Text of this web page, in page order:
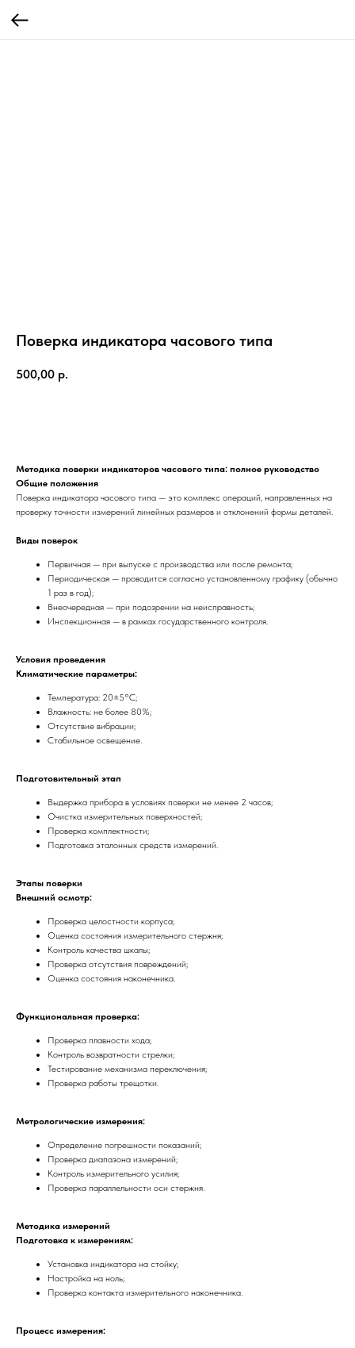
Поверка индикатора часового типа
500,00 р.
Методика поверки индикаторов часового типа: полное руководство
Общие положения
Поверка индикатора часового типа — это комплекс операций, направленных на
проверку точности измерений линейных размеров и отклонений формы деталей.
Виды поверок
Первичная — при выпуске с производства или после ремонта;
Периодическая — проводится согласно установленному графику (обычно
1 раз в год);
Внеочередная — при подозрении на неисправность;
Инспекционная — в рамках государственного контроля.
Условия проведения
Климатические параметры:
Температура: 20±5°C;
Влажность: не более 80%;
Отсутствие вибрации;
Стабильное освещение.
Подготовительный этап
Выдержка прибора в условиях поверки не менее 2 часов;
Очистка измерительных поверхностей;
Проверка комплектности;
Подготовка эталонных средств измерений.
Этапы поверки
Внешний осмотр:
Проверка целостности корпуса;
Оценка состояния измерительного стержня;
Контроль качества шкалы;
Проверка отсутствия повреждений;
Оценка состояния наконечника.
Функциональная проверка:
Проверка плавности хода;
Контроль возвратности стрелки;
Тестирование механизма переключения;
Проверка работы трещотки.
Метрологические измерения:
Определение погрешности показаний;
Проверка диапазона измерений;
Контроль измерительного усилия;
Проверка параллельности оси стержня.
Методика измерений
Подготовка к измерениям:
Установка индикатора на стойку;
Настройка на ноль;
Проверка контакта измерительного наконечника.
Процесс измерения: